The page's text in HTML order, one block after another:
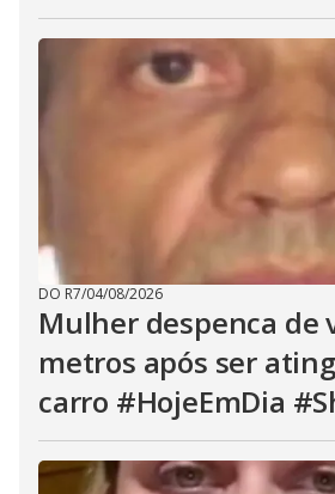
DO R7/04/08/2026
Mulher despenca de
metros após ser
carro #HojeEmDia